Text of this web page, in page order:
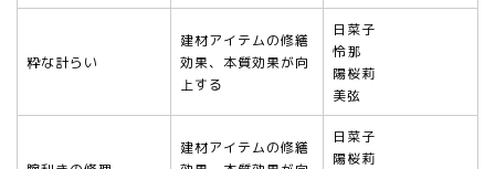
粋な計らい
建材アイテムの修繕
効果、本質効果が向
上する
日菜子
怜那
陽桜莉
美弦
建材アイテムの修繕
日菜子
陽桜莉